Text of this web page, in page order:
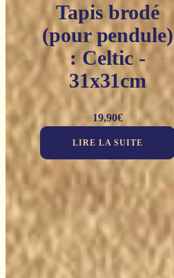
Tapis brodé
(pour pendule)
: Celtic -
31x31cm
19,90€
LIRE LA SUITE